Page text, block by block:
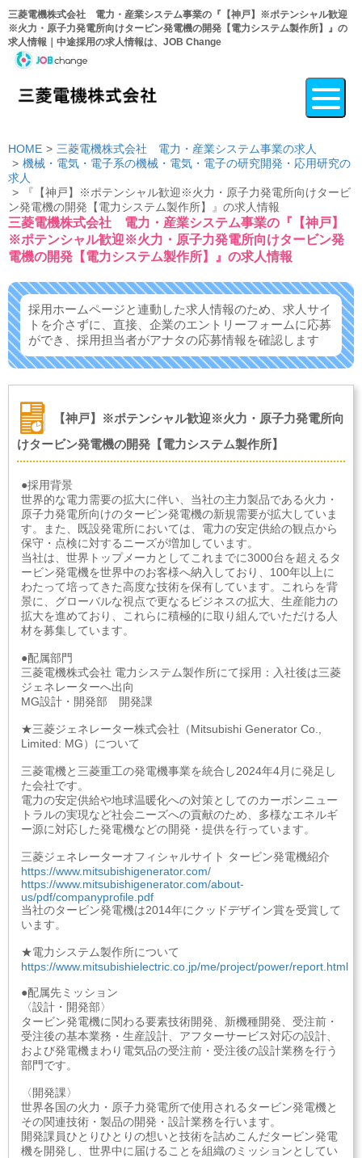
三菱電機株式会社 電力・産業システム事業の『【神戸】※ポテンシャル歓迎
※火力・原子力発電所向けタービン発電機の開発【電力システム製作所】』の
求人情報｜中途採用の求人情報は、JOB Change
HOME
三菱電機株式会社 電力・産業システム事業の求人
機械・電気・電子系の機械・電気・電子の研究開発・応用研究の
求人
『【神戸】※ポテンシャル歓迎※火力・原子力発電所向けタービ
ン発電機の開発【電力システム製作所】』の求人情報
三菱電機株式会社 電力・産業システム事業の『【神戸】
※ポテンシャル歓迎※火力・原子力発電所向けタービン発
電機の開発【電力システム製作所】』の求人情報
採用ホームページと連動した求人情報のため、求人サイ
トを介さずに、 直接、企業のエントリーフォームに応募
ができ、 採用担当者がアナタの応募情報を確認します
【神戸】※ポテンシャル歓迎※火力・原子力発電所向
けタービン発電機の開発【電力システム製作所】
●採用背景
世界的な電力需要の拡大に伴い、当社の主力製品である火力・
原子力発電所向けのタービン発電機の新規需要が拡大していま
す。また、既設発電所においては、電力の安定供給の観点から
保守・点検に対するニーズが増加しています。
当社は、世界トップメーカとしてこれまでに3000台を超えるタ
ービン発電機を世界中のお客様へ納入しており、100年以上に
わたって培ってきた高度な技術を保有しています。これらを背
景に、グローバルな視点で更なるビジネスの拡大、生産能力の
拡大を進めており、これらに積極的に取り組んでいただける人
材を募集しています。
●配属部門
三菱電機株式会社 電力システム製作所にて採用：入社後は三菱
ジェネレーターへ出向
MG設計・開発部 開発課
★三菱ジェネレーター株式会社（Mitsubishi Generator Co.,
Limited: MG）について
三菱電機と三菱重工の発電機事業を統合し2024年4月に発足し
た会社です。
電力の安定供給や地球温暖化への対策としてのカーボンニュー
トラルの実現など社会ニーズへの貢献のため、多様なエネルギ
ー源に対応した発電機などの開発・提供を行っています。
三菱ジェネレーターオフィシャルサイト タービン発電機紹介
https://www.mitsubishigenerator.com/
https://www.mitsubishigenerator.com/about-
us/pdf/companyprofile.pdf
当社のタービン発電機は2014年にクッドデザイン賞を受賞して
います。
★電力システム製作所について
https://www.mitsubishielectric.co.jp/me/project/power/report.html
●配属先ミッション
〈設計・開発部〉
タービン発電機に関わる要素技術開発、新機種開発、受注前・
受注後の基本業務・生産設計、アフターサービス対応の設計、
および発電機まわり電気品の受注前・受注後の設計業務を行う
部門です。
〈開発課〉
世界各国の火力・原子力発電所で使用されるタービン発電機と
その関連技術・製品の開発・設計業務を行います。
開発課員ひとりひとりの想いと技術を詰めこんだタービン発電
機を開発し、世界中に届けることを組織のミッションとしてい